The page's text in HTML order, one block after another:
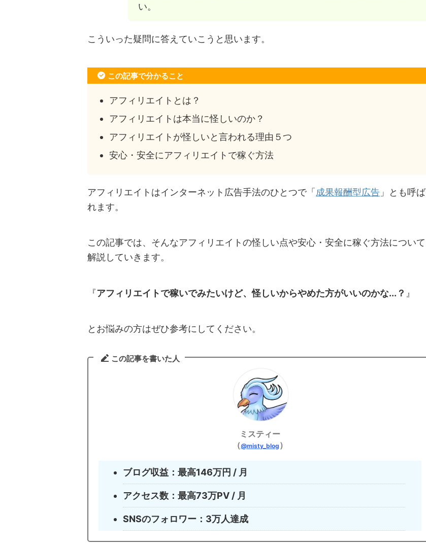
い。
こういった疑問に答えていこうと思います。
この記事で分かること
アフィリエイトとは？
アフィリエイトは本当に怪しいのか？
アフィリエイトが怪しいと言われる理由５つ
安心・安全にアフィリエイトで稼ぐ方法
アフィリエイトはインターネット広告手法のひとつで「成果報酬型広告 」とも呼ば
れます。
この記事では、そんなアフィリエイトの怪しい点や安心・安全に稼ぐ方法について
解説していきます。
『アフィリエイトで稼いでみたいけど、怪しいからやめた方がいいのかな...？ 』
とお悩みの方はぜひ参考にしてください。
この記事を書いた人
ミスティー
（@misty_blog ）
ブログ収益：最高146万円 / 月
アクセス数：最高73万PV / 月
SNSのフォロワー：3万人達成